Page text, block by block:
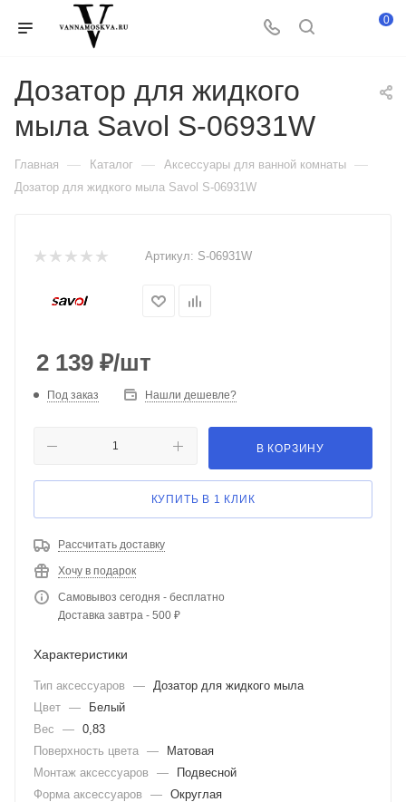
0
Дозатор для жидкого
мыла Savol S-06931W
Главная — Каталог — Аксессуары для ванной комнаты —
Дозатор для жидкого мыла Savol S-06931W
Артикул: S-06931W
2 139 ₽/шт
Под заказ Нашли дешевле?
В КОРЗИНУ
КУПИТЬ В 1 КЛИК
Рассчитать доставку
Хочу в подарок
Самовывоз сегодня - бесплатно
Доставка завтра - 500 ₽
Характеристики
Тип аксессуаров — Дозатор для жидкого мыла
Цвет —
Белый
Вес
— 0,83
Поверхность цвета —
Матовая
Монтаж аксессуаров
—
Подвесной
Форма аксессуаров
— Округлая